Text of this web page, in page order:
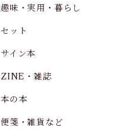
趣味・実用・暮らし
セット
サイン本
ZINE・雑誌
本の本
便箋・雑貨など